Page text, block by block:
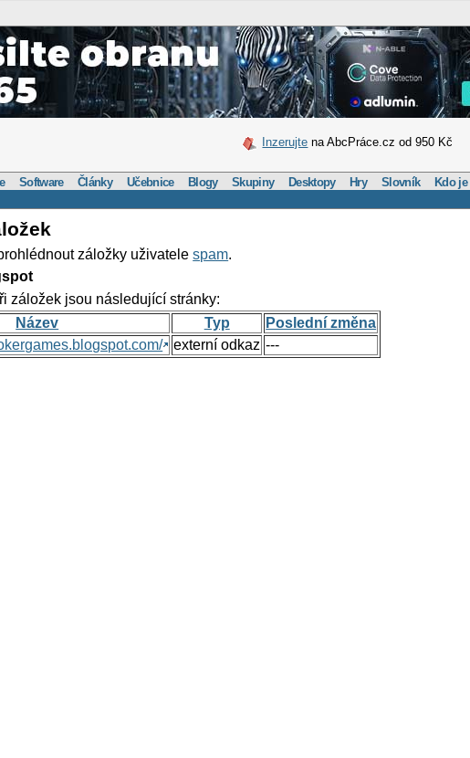
Inzerujte na AbcPráce.cz od 950 Kč
Software Články Učebnice Blogy Skupiny Desktopy Hry Slovník Kdo je
záložky uživatelespam.
záložek jsou následující stránky:
Název
Typ
Poslední změna
externí odkaz ---